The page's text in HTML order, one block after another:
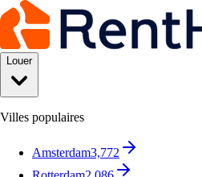
Louer
Villes populaires
Amsterdam3,772